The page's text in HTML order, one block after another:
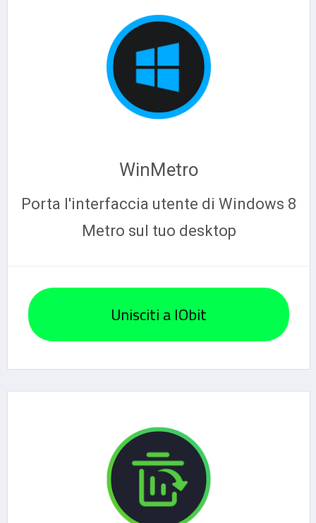
WinMetro
Porta l'interfaccia utente di Windows 8
Metro sul tuo desktop
Unisciti a IObit